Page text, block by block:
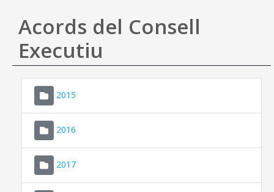
Ajuda
Acords del Consell
Executiu
2015
2016
2017